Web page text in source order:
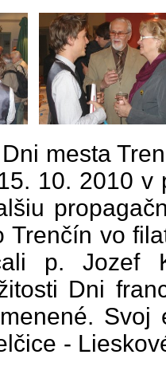
mesta
10. 2010 v
Trenčín vo
p. Jozef
Dni
Svoj
-